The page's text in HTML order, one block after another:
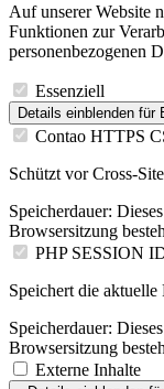
Auf unserer Website
Funktionen zur
personenbezogenen
Essenziell
Details einblenden für
Contao HTTPS
Schützt vor Cross-
Speicherdauer:
Browsersitzung
PHP SESSION
Speichert die aktuelle
Speicherdauer:
Browsersitzung
Externe Inhalte